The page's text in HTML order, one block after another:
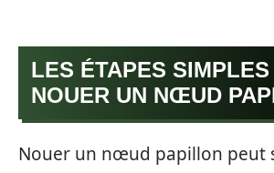
LES ÉTAPES SIMPLES
NOUER UN NŒUD
Nouer un nœud papillon peut